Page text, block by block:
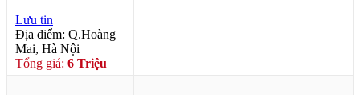
Lưu tin
Địa điểm: Q.Hoàng
Mai, Hà Nội
Tổng giá: 6 Triệu